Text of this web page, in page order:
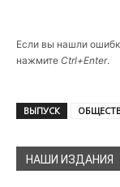
Если вы нашли
нажмите Ctrl+Enter.
ВЫПУСК
НАШИ ИЗДАНИЯ